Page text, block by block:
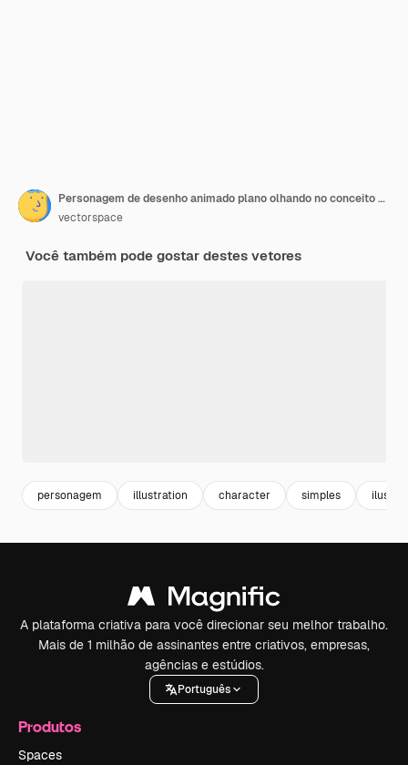
Personagem de desenho animado plano olhando no conceito de ilustração vetorial de problemas psicológicos de espelho
vectorspace
Você também pode gostar destes vetores
personagem illustration character simples
A plataforma criativa para você direcionar seu melhor trabalho.
Mais de 1 milhão de assinantes entre criativos, empresas,
agências e estúdios.
Português
Produtos
Spaces